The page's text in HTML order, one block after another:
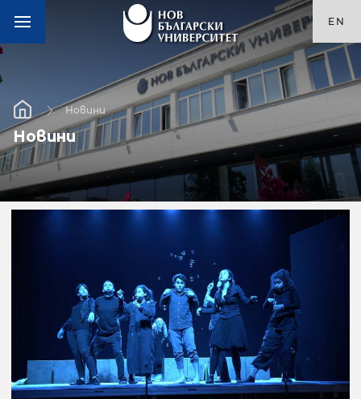
EN
Новини
Новини